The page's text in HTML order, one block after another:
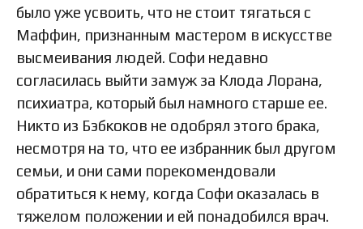
было уже усвоить, что не стоит тягаться с
Маффин, признанным мастером в искусстве
высмеивания людей. Софи недавно
согласилась выйти замуж за Клода Лорана,
психиатра, который был намного старше ее.
Никто из Бэбкоков не одобрял этого брака,
несмотря на то, что ее избранник был другом
семьи, и они сами порекомендовали
обратиться к нему, когда Софи оказалась в
тяжелом положении и ей понадобился врач.